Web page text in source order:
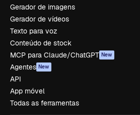
Gerador de imagens
Gerador de vídeos
Texto para voz
Conteúdo de stock
MCP para Claude/ChatGPT New
Agentes New
API
App móvel
Todas as ferramentas